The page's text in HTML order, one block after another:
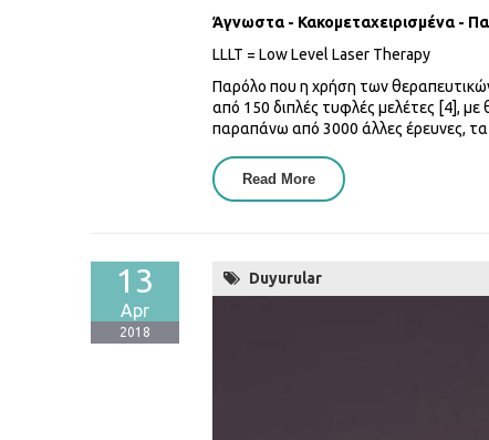
Άγνωστα - Κακομεταχειρισμένα -
LLLT = Low Level Laser Therapy
Παρόλο που η χρήση των
από 150 διπλές τυφλές μελέτες [4], με
παραπάνω από 3000 άλλες έρευνες,
Read More About Θεραπευτικά - Μη
13
Apr
2018
Duyurular